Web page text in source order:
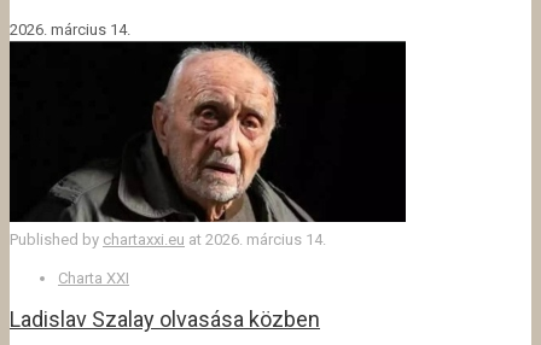
2026. március 14.
Published by chartaxxi.eu at 2026. március 14.
Charta XXI
Ladislav Szalay olvasása közben